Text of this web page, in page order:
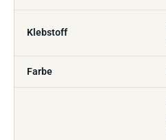
Klebstoff
Farbe